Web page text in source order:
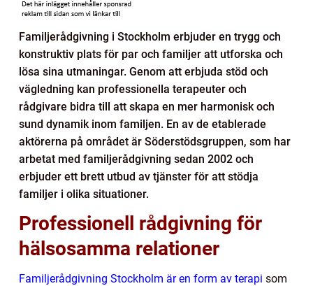
Familjerådgivning i Stockholm erbjuder en trygg och
konstruktiv plats för par och familjer att utforska och
lösa sina utmaningar. Genom att erbjuda stöd och
vägledning kan professionella terapeuter och
rådgivare bidra till att skapa en mer harmonisk och
sund dynamik inom familjen. En av de etablerade
aktörerna på området är Söderstödsgruppen, som har
arbetat med familjerådgivning sedan 2002 och
erbjuder ett brett utbud av tjänster för att stödja
familjer i olika situationer.
Professionell rådgivning för
hälsosamma relationer
Familjerådgivning Stockholm är en form av terapi som